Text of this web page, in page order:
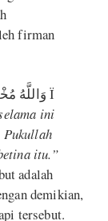
firman
Î وَاللَّهُ مُخْـرِجٌ مَّاكُنتُمْ تَكْتُمُونَ فَقُلْنَا اضْرِبُوهُ بِبَعْضِهَا Ï
ini
Pukullah
itu.”
adalah
demikian,
tersebut.